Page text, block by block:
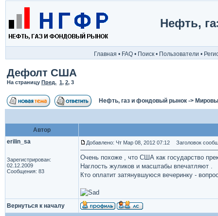
Нефть,
Главная • FAQ • Поиск • Пользователи •
Дефолт США
На страницу Пред. 1, 2, 3
Нефть, газ и фондовый рынок ->
Автор
erilin_sa
Зарегистрирован:
02.12.2009
Сообщения: 83
Добавлено: Чт Мар 08, 2012 07:12 Заголовок
Очень похоже , что США как государство
Наглость жуликов и масштабы впечатляют .
Кто оплатит затянувшуюся вечеринку -
Вернуться к началу